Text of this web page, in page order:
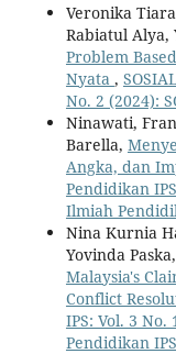
Veronika
Rabiatul Alya,
Problem
Nyata ,
No. 2 (2024):
Ninawati,
Barella,
Angka, dan
Pendidikan
Ilmiah
Nina Kurnia
Yovinda
Malaysia's
Conflict
IPS: Vol. 3
Pendidikan IPS